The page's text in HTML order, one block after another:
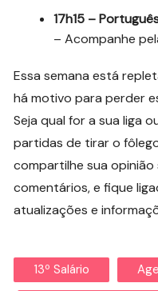
17h15 –
– Acompanhe
Essa semana está
há motivo para perder
Seja qual for a sua liga
partidas de tirar o
compartilhe sua
comentários, e fique
atualizações e
13º Salário